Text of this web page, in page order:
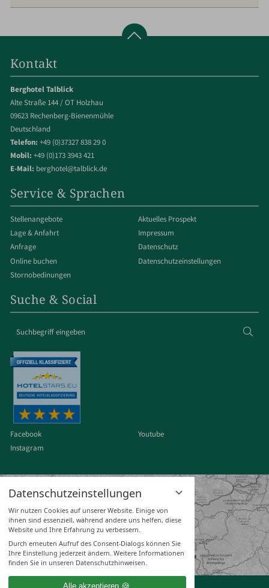
Datenschutzeinstellungen
Wir nutzen Cookies auf unserer Website. Einige von
ihnen sind essenziell, während andere uns helfen, diese
Website und Ihre Erfahrung zu verbessern.
Durch erneuten Aufruf des Consent-Dialogs können Sie
Ihre Einstellung jederzeit ändern. Weitere Informationen
finden Sie in unseren Datenschutzhinweisen.
Kontakt
Berghotel Talblick
Alte Straße 144 / OT Holzhau
09623 Rechenberg-Bienenmühle
Deutschland
Telefon: +49 (0)37327 838 29 0
Mobil: +49 (0)173 3943 421
E-Mail: berghotel@talblick.de
Service & Sprachen
Stellenangebote
Lage & Anfahrt
Anfrage
Online buchen
Stornobedinungen
Aktuelles Prospekt
Impressum
Datenschutz
Datenschut­z­einstellungen
Suche & Social
Suchbegriff
Facebook
Instagram
Youtube